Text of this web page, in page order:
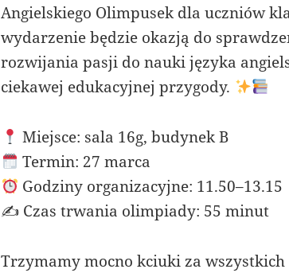
Angielskiego Olimpusek dla uczniów
wydarzenie będzie okazją do
rozwijania pasji do nauki języka
ciekawej edukacyjnej przygody.
Miejsce: sala 16g, budynek B
Termin: 27 marca
Godziny organizacyjne: 11.50–13.15
✍️ Czas trwania olimpiady: 55 minut
Trzymamy mocno kciuki za